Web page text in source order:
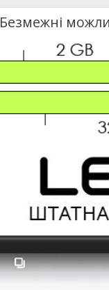
Безмежні